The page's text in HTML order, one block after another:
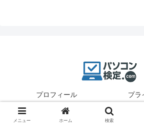
プロフィール プラ
© 2025 パソコン検定.
メニュー ホーム 検索